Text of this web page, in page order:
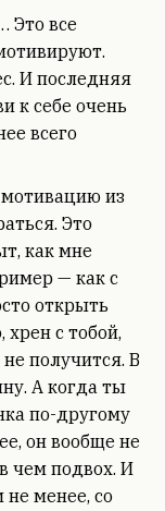
Это все
И последняя
к себе очень
всего
мотивацию из
Это
как мне
— как с
открыть
с тобой,
получится. В
А когда ты
по-другому
он вообще не
чем подвох. И
не менее, со